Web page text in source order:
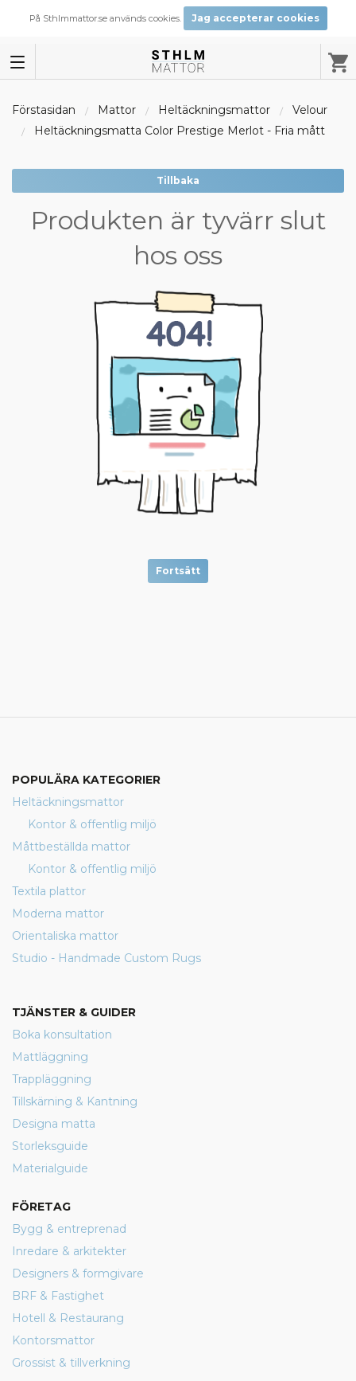
På Sthlmmattor.se används cookies. Jag accepterar cookies
Förstasidan Mattor Heltäckningsmattor
Velour
Heltäckningsmatta Color Prestige Merlot - Fria mått
Tillbaka
Produkten är tyvärr slut
hos oss
Fortsätt
POPULÄRA KATEGORIER
Heltäckningsmattor
Kontor & offentlig miljö
Måttbeställda mattor
Kontor & offentlig miljö
Textila plattor
Moderna mattor
Orientaliska mattor
Studio - Handmade Custom Rugs
TJÄNSTER & GUIDER
Boka konsultation
Mattläggning
Trappläggning
Tillskärning & Kantning
Designa matta
Storleksguide
Materialguide
FÖRETAG
Bygg & entreprenad
Inredare & arkitekter
Designers & formgivare
BRF & Fastighet
Hotell & Restaurang
Kontorsmattor
Grossist & tillverkning